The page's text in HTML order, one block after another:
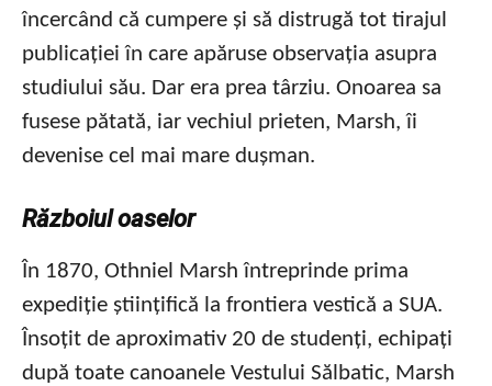
încercând că cumpere și să distrugă tot tirajul
publicației în care apăruse observația asupra
studiului său. Dar era prea târziu. Onoarea sa
fusese pătată, iar vechiul prieten, Marsh, îi
devenise cel mai mare dușman.
Războiul oaselor
În 1870, Othniel Marsh întreprinde prima
expediție științifică la frontiera vestică a SUA.
Însoțit de aproximativ 20 de studenți, echipați
după toate canoanele Vestului Sălbatic, Marsh